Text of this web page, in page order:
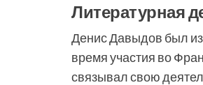
Литературная
Денис Давыдов был
время участия во
связывал свою